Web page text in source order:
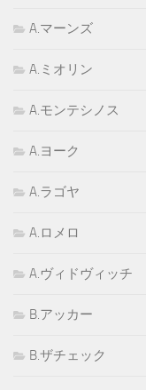
A.マーンズ
A.ミオリン
A.モンテシノス
A.ヨーク
A.ラゴヤ
A.ロメロ
A.ヴィドヴィッチ
B.アッカー
B.ザチェック